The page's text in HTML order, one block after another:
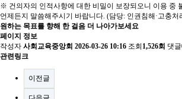
※ 건의자의 인적사항에 대한 비밀이 보장되오니 이용 중
언제든지 말씀해주시기 바랍니다. (담당: 인권침해·고충처
원하는 목표를 향해 한 걸음 더 나아가보세요
페이지 정보
작성자 사회교육중앙회 2026-03-26 10:16 조회 1,526회 댓글
관련링크
이전글